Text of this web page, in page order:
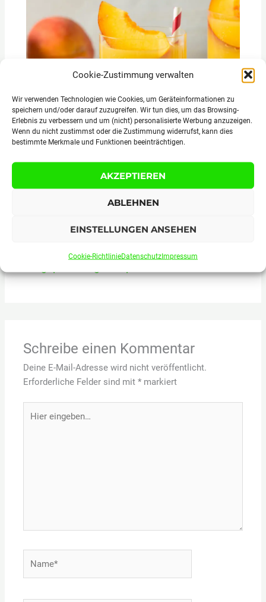
Cookie-Zustimmung verwalten
Wir verwenden Technologien wie Cookies, um Geräteinformationen zu
speichern und/oder darauf zuzugreifen. Wir tun dies, um das Browsing-
Erlebnis zu verbessern und um (nicht) personalisierte Werbung anzuzeigen.
Wenn du nicht zustimmst oder die Zustimmung widerrufst, kann dies
bestimmte Merkmale und Funktionen beeinträchtigen.
AKZEPTIEREN
ABLEHNEN
EINSTELLUNGEN ANSEHEN
Cookie-RichtlinieDatenschutzImpressum
Fuzzy Navel Rezept Cocktail selber machen
Schreibe einen Kommentar
Deine E-Mail-Adresse wird nicht veröffentlicht.
Erforderliche Felder sind mit* markiert
eingeben…